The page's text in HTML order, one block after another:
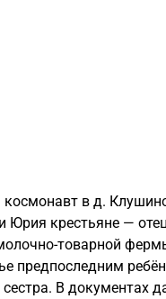
в д.
Юрия крестьяне —
товарной
предпоследним
В документах